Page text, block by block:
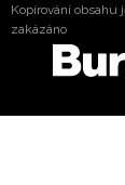
Kopírování obsahu
zakázáno